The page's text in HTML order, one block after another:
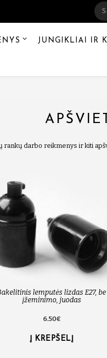
JUNGIKLIAI IR
rankų darbo reikmenys ir kiti
lemputės lizdas E27, be
įžeminimo, juodas
6.50€
Į KREPŠELĮ